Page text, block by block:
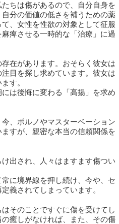
ちは傷があるので、自分自身を
分の価値の低さを補うための薬
、女性を性欲の対象として征服
痺させる一時的な「治療」に過
在があります。おそらく彼女は
目を探し求めています。彼女は
す。
は後悔に変わる「高揚」を求め
、ポルノやマスターベーション
すが、親密な本当の信頼関係を
出され、人々はますます傷つい
に境界線を押し続け、今や、セ
義されてしまっています。
そのことですぐに傷を受けてし
癒しがなければ、また、その傷